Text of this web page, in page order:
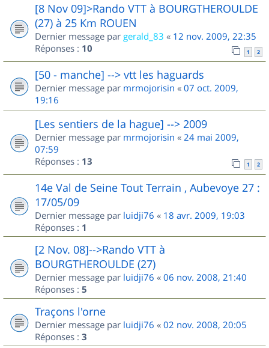
[8 Nov 09]>Rando VTT à BOURGTHEROULDE
(27) à 25 Km ROUEN
Dernier message par gerald_83 « 12 nov. 2009, 22:35
Réponses : 10 1 2
[50 - manche] --> vtt les haguards
Dernier message par mrmojorisin « 07 oct. 2009,
19:16
[Les sentiers de la hague] --> 2009
Dernier message par mrmojorisin « 24 mai 2009,
07:59
Réponses : 13 1 2
14e Val de Seine Tout Terrain , Aubevoye 27 :
17/05/09
Dernier message par luidji76 « 18 avr. 2009, 19:03
Réponses : 1
[2 Nov. 08]-->Rando VTT à
BOURGTHEROULDE (27)
Dernier message par luidji76 « 06 nov. 2008, 21:40
Réponses : 5
Traçons l'orne
Dernier message par luidji76 « 02 nov. 2008, 20:05
Réponses : 3